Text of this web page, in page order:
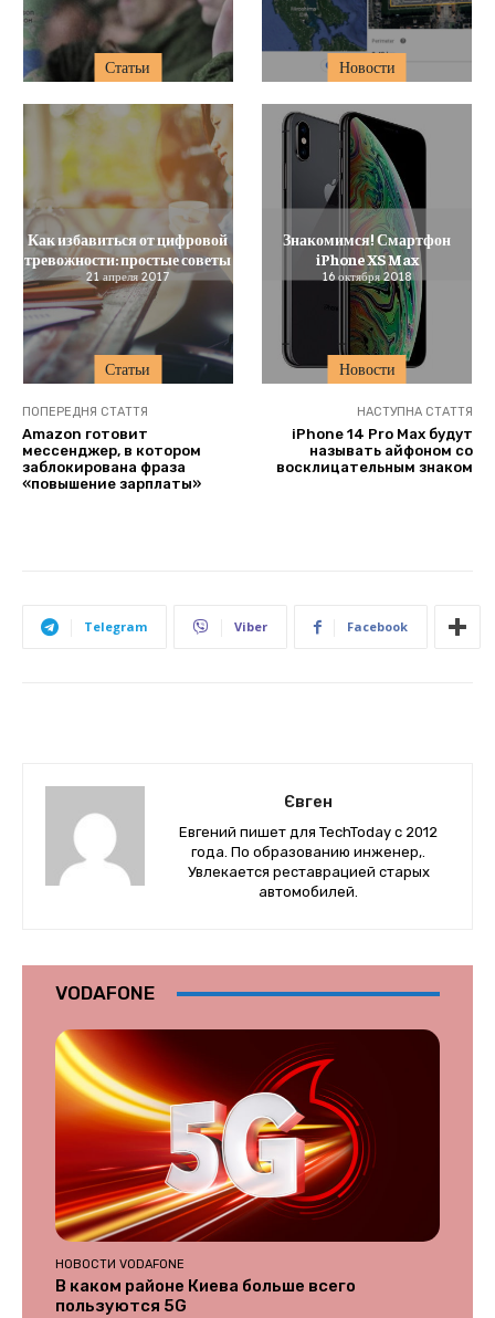
Статьи Новости
Статьи
Как избавиться от цифровой
тревожности: простые советы
21 апреля 2017
Новости
Знакомимся! Смартфон
iPhone XS Max
16 октября 2018
ПОПЕРЕДНЯ СТАТТЯ
Amazon готовит
мессенджер, в котором
заблокирована фраза
«повышение зарплаты»
НАСТУПНА СТАТТЯ
iPhone 14 Pro Max будут
называть айфоном со
восклицательным знаком
Telegram Viber Facebook
Євген
Евгений пишет для TechToday с 2012
года. По образованию инженер,.
Увлекается реставрацией старых
автомобилей.
VODAFONE
НОВОСТИ VODAFONE
В каком районе Киева больше всего
пользуются 5G